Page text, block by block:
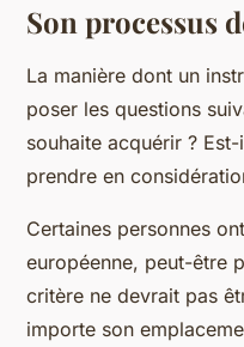
Son processus
La manière dont un
poser les questions
souhaite acquérir ?
prendre en
Certaines personnes
européenne, peut-être
critère ne devrait pas
importe son